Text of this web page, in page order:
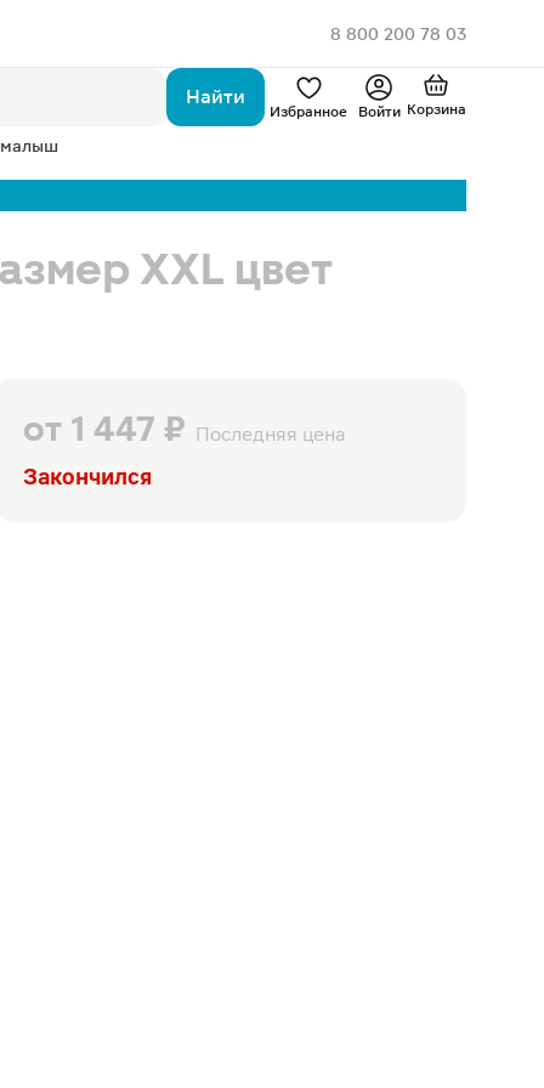
8 800 200 78 03
Найти
Избранное Войти Корзина
XXL цвет
от 1 447 ₽ Последняя цена
Закончился